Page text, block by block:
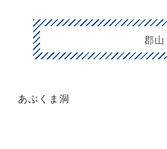
郡山
あぶくま洞